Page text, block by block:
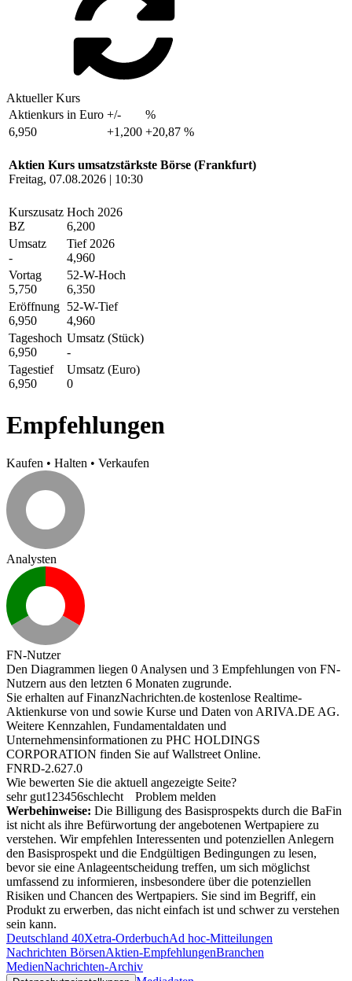
Aktueller Kurs
Aktienkurs in Euro +/-
%
6,950
+1,200 +20,87 %
Aktien Kurs umsatzstärkste Börse (Frankfurt)
Freitag, 07.08.2026 | 10:30
Kurszusatz
BZ
Hoch 2026
6,200
Umsatz
-
Tief 2026
4,960
Vortag
5,750
52-W-Hoch
6,350
Eröffnung
6,950
52-W-Tief
4,960
Tageshoch
6,950
Umsatz (Stück)
-
Tagestief
6,950
Umsatz (Euro)
0
Empfehlungen
Kaufen • Halten • Verkaufen
Analysten
FN-Nutzer
Den Diagrammen liegen 0 Analysen und 3 Empfehlungen von FN-
Nutzern aus den letzten 6 Monaten zugrunde.
Sie erhalten auf FinanzNachrichten.de kostenlose Realtime-
Aktienkurse von und sowie Kurse und Daten von ARIVA.DE AG.
Weitere Kennzahlen, Fundamentaldaten und
Unternehmensinformationen zu PHC HOLDINGS
CORPORATION finden Sie aufWallstreet Online.
FNRD-2.627.0
Wie bewerten Sie die aktuell angezeigte Seite?
sehr gut1 23456schlecht
Problem melden
Werbehinweise: Die Billigung des Basisprospekts durch die BaFin
ist nicht als ihre Befürwortung der angebotenen Wertpapiere zu
verstehen. Wir empfehlen Interessenten und potenziellen Anlegern
den Basisprospekt und die Endgültigen Bedingungen zu lesen,
bevor sie eine Anlageentscheidung treffen, um sich möglichst
umfassend zu informieren, insbesondere über die potenziellen
Risiken und Chancen des Wertpapiers. Sie sind im Begriff, ein
Produkt zu erwerben, das nicht einfach ist und schwer zu verstehen
sein kann.
Deutschland 40Xetra-OrderbuchAd hoc-Mitteilungen
Nachrichten BörsenAktien-EmpfehlungenBranchen
MedienNachrichten-Archiv